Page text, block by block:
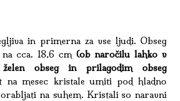
in primerna za vse ljudi. Obseg
na cca. 18,6 cm (ob naročilu lahko v
obseg in prilagodim obseg
na mesec kristale umiti pod hladno
na suhem. Kristali so naravni